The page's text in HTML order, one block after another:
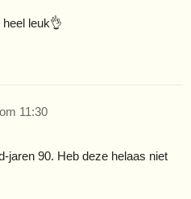
leuk👌
11:30
jaren 90. Heb deze helaas niet